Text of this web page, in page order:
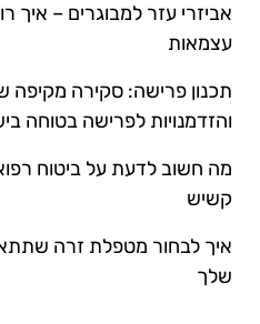
אביזרי עזר למבוגרים – איך
עצמאות
תכנון פרישה: סקירה מקיפה
והזדמנויות לפרישה בטוחה
מה חשוב לדעת על ביטוח
קשיש
איך לבחור מטפלת זרה
שלך